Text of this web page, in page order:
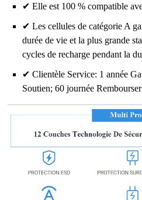
✔ Elle est 100 % compatible
✔ Les cellules de catégorie A
durée de vie et la plus grande
cycles de recharge pendant la
✔ Clientèle Service: 1 année
Soutien; 60 journée